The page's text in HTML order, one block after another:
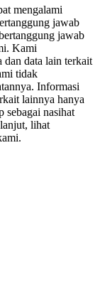
mengalami
jawab
jawab
Kami
dan data lain terkait
tidak
Informasi
lainnya hanya
sebagai nasihat
lihat